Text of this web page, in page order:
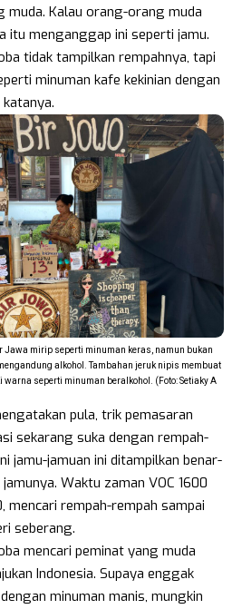
muda. Kalau orang-orang muda
itu menganggap ini seperti jamu.
tidak tampilkan rempahnya, tapi
minuman kafe kekinian dengan
katanya.
Jawa mirip seperti minuman keras, namun bukan
alkohol. Tambahan jeruk nipis membuat
seperti minuman beralkohol. (Foto: Setiaky A
pula, trik pemasaran
sekarang suka dengan rempah-
jamu-jamuan ini ditampilkan benar-
Waktu zaman VOC 1600
mencari rempah-rempah sampai
seberang.
mencari peminat yang muda
Indonesia. Supaya enggak
minuman manis, mungkin